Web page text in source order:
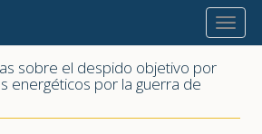
sobre el despido objetivo por
energéticos por la guerra de